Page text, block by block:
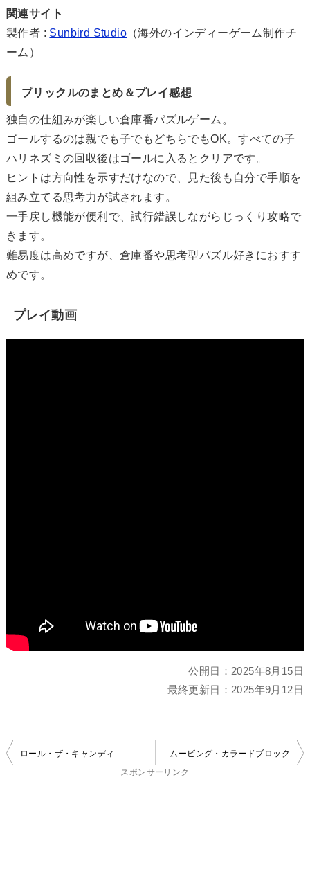
関連サイト
製作者 : Sunbird Studio （海外のインディーゲーム制作チ
ーム）
プリックルのまとめ＆プレイ感想
独自の仕組みが楽しい倉庫番パズルゲーム。
ゴールするのは親でも子でもどちらでもOK。すべての子
ハリネズミの回収後はゴールに入るとクリアです。
ヒントは方向性を示すだけなので、見た後も自分で手順を
組み立てる思考力が試されます。
一手戻し機能が便利で、試行錯誤しながらじっくり攻略で
きます。
難易度は高めですが、倉庫番や思考型パズル好きにおすす
めです。
プレイ動画
公開日： 2025年8月15日
最終更新日： 2025年9月12日
投
ロール・ザ・キャンディ
ムービング・カラードブロック
スポンサーリンク